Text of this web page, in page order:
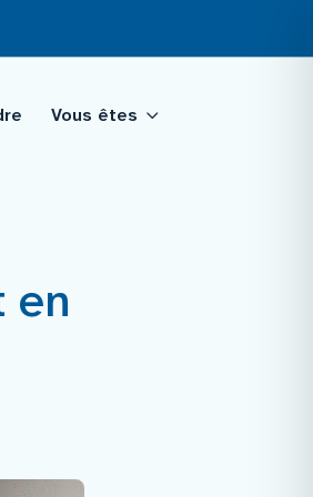
Vous êtes
en